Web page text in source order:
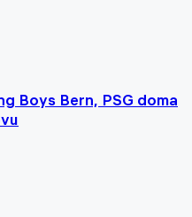
Boys Bern, PSG doma